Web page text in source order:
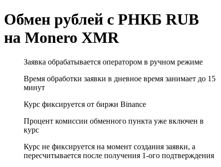
Обмен рублей с РНКБ RUB
на Monero XMR
Заявка обрабатывается оператором в ручном режиме
Время обработки заявки в дневное время занимает до 15
минут
Курс фиксируется от биржи Binance
Процент комиссии обменного пункта уже включен в
курс
Курс не фиксируется на момент создания заявки, а
пересчитывается после получения 1-ого подтверждения